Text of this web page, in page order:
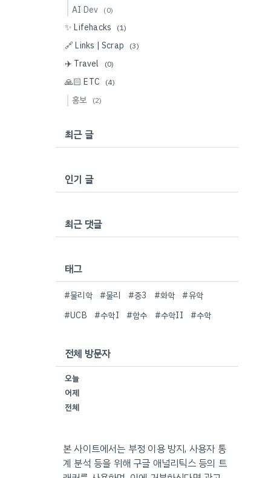
AI Dev (0)
✨ Lifehacks (1)
🔗 Links | Scrap (3)
✈️ Travel (0)
🙏🏻 ETC (4)
홍보 (2)
최근 글
인기 글
최근 댓글
태그
#물리학 #물리 #중3 #화학 #유학
#UCB
#수학I #함수 #수학II #수학
전체 방문자
오늘
어제
전체
본 사이트에서는 부정 이용 방지, 사용자 통
계 분석 등을 위해 구글 애널리틱스 등의 트